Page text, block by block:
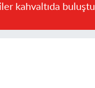
kahvaltıda buluştu